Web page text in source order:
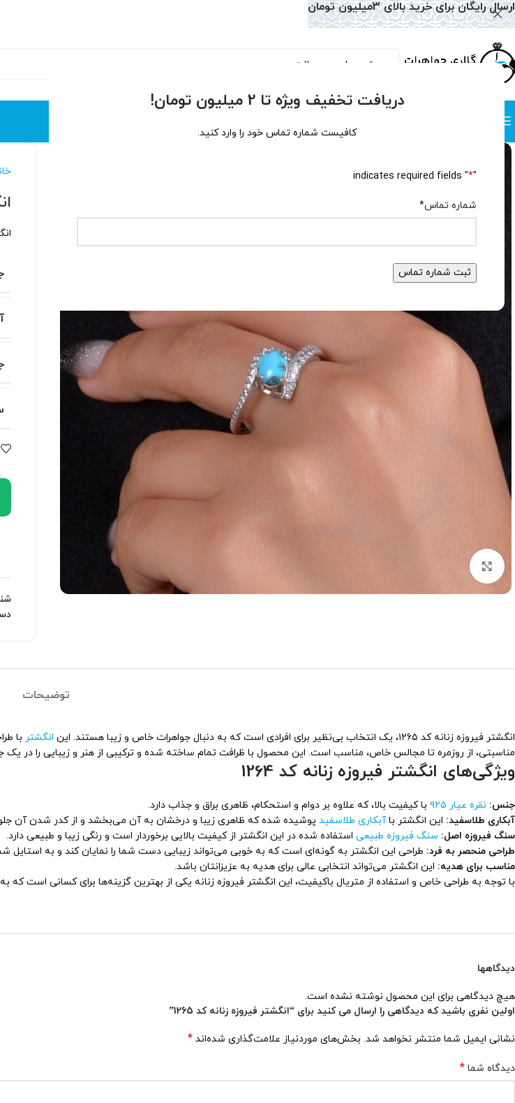
دریافت تخفیف ویژه تا 2 میلیون تومان!
کافیست شماره تماس خود را وارد کنید.
"
*
" indicates required fields
شماره تماس*
برای بزرگنمایی کلیک کنید
توضیحات
انگشتر فیروزه زنانه کد ۱۲۶۵، یک انتخاب بی‌نظیر برای افرادی است که به دنبال جواهرات خاص و زیبا هستند. این انگشتر با
مناسبتی، از روزمره تا مجالس خاص، مناسب است. این محصول با ظرافت تمام ساخته شده و ترکیبی از هنر و زیبایی را در یک
ویژگی‌های انگشتر فیروزه زنانه کد 1264
جنس: نقره عیار ۹۲۵
با کیفیت بالا، که علاوه بر دوام و استحکام، ظاهری براق و جذاب دارد.
آبکاری طلاسفید: این انگشتر باآبکاری طلاسفید پوشیده شده که ظاهری زیبا و درخشان به آن می‌بخشد و از کدر شدن آن
سنگ فیروزه اصل: سنگ فیروزه طبیعی استفاده شده در این انگشتر از کیفیت بالایی برخوردار است و رنگی زیبا و طبیعی دارد.
طراحی منحصر به فرد: طراحی این انگشتر به گونه‌ای است که به خوبی می‌تواند زیبایی دست شما را نمایان کند و به استایل
مناسب برای هدیه: این انگشتر می‌تواند انتخابی عالی برای هدیه به عزیزانتان باشد.
با توجه به طراحی خاص و استفاده از متریال باکیفیت، این انگشتر فیروزه زنانه یکی از بهترین گزینه‌ها برای کسانی است که
دیدگاهها
هیچ دیدگاهی برای این محصول نوشته نشده است.
اولین نفری باشید که دیدگاهی را ارسال می کنید برای “انگشتر فیروزه زنانه کد 1265”
نشانی ایمیل شما منتشر نخواهد شد. بخش‌های موردنیاز علامت‌گذاری شده‌اند *
دیدگاه شما *
ارسال رایگان برای خرید بالای 3میلیون تومان